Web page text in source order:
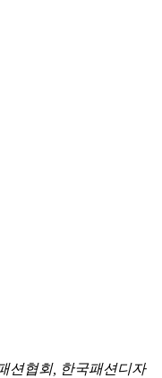
션협회, 한국패션디자